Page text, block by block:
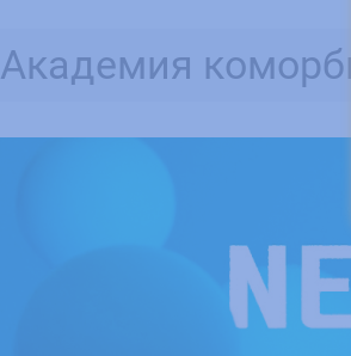
Академия